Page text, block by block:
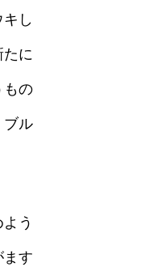
し
たに
もの
ブル
う
ます